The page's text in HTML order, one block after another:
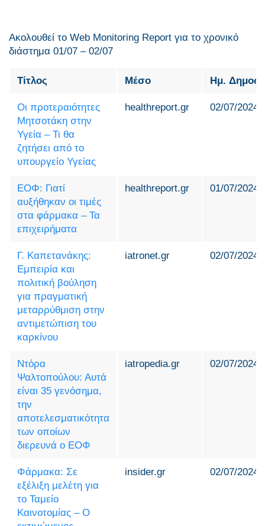
Ακολουθεί το Web Monitoring Report για τo χρονικό
διάστημα 01/07 – 02/07
Τίτλος Μέσο Ημ.
Οι προτεραιότητες
Μητσοτάκη στην
Υγεία – Τι θα
ζητήσει από το
υπουργείο Υγείας
healthreport.gr 02/07/2024
ΕΟΦ: Γιατί
αυξήθηκαν οι τιμές
στα φάρμακα – Τα
επιχειρήματα
healthreport.gr 01/07/2024
Γ. Καπετανάκης:
Εμπειρία και
πολιτική βούληση
για πραγματική
μεταρρύθμιση στην
αντιμετώπιση του
καρκίνου
iatronet.gr 02/07/2024
Ντόρα
Ψαλτοπούλου: Αυτά
είναι 35 γενόσημα,
την
αποτελεσματικότητα
των οποίων
διερευνά ο ΕΟΦ
iatropedia.gr 02/07/2024
Φάρμακα: Σε
εξέλιξη μελέτη για
το Ταμείο
Καινοτομίας – Ο
insider.gr 02/07/2024